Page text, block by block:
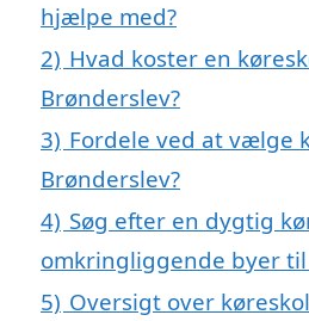
hjælpe med?
2) Hvad koster en
Brønderslev?
3) Fordele ved at vælge
Brønderslev?
4) Søg efter en dygtig
omkringliggende byer
5) Oversigt over